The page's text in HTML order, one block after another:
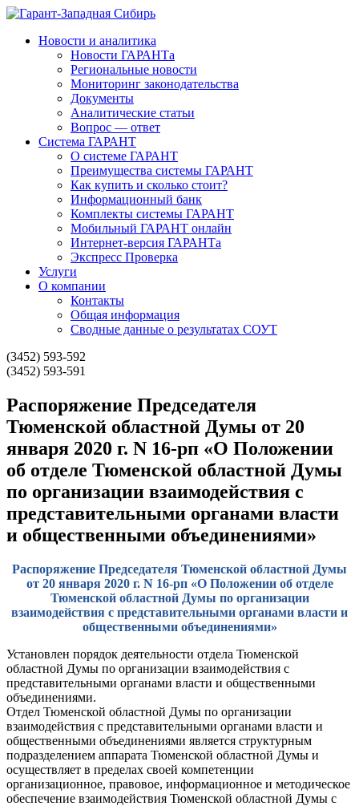
Новости и аналитика
Новости ГАРАНТа
Региональные новости
Мониторинг законодательства
Документы
Аналитические статьи
Вопрос — ответ
Система ГАРАНТ
О системе ГАРАНТ
Преимущества системы ГАРАНТ
Как купить и сколько стоит?
Информационный банк
Комплекты системы ГАРАНТ
Мобильный ГАРАНТ онлайн
Интернет-версия ГАРАНТа
Экспресс Проверка
Услуги
О компании
Контакты
Общая информация
Сводные данные о результатах СОУТ
(3452) 593-592
(3452) 593-591
Распоряжение Председателя
Тюменской областной Думы от 20
января 2020 г. N 16-рп «О Положении
об отделе Тюменской областной Думы
по организации взаимодействия с
представительными органами власти
и общественными объединениями»
Распоряжение Председателя Тюменской областной Думы
от 20 января 2020 г. N 16-рп «О Положении об отделе
Тюменской областной Думы по организации
взаимодействия с представительными органами власти и
общественными объединениями»
Установлен порядок деятельности отдела Тюменской
областной Думы по организации взаимодействия с
представительными органами власти и общественными
объединениями.
Отдел Тюменской областной Думы по организации
взаимодействия с представительными органами власти и
общественными объединениями является структурным
подразделением аппарата Тюменской областной Думы и
осуществляет в пределах своей компетенции
организационное, правовое, информационное и методическое
обеспечение взаимодействия Тюменской областной Думы с